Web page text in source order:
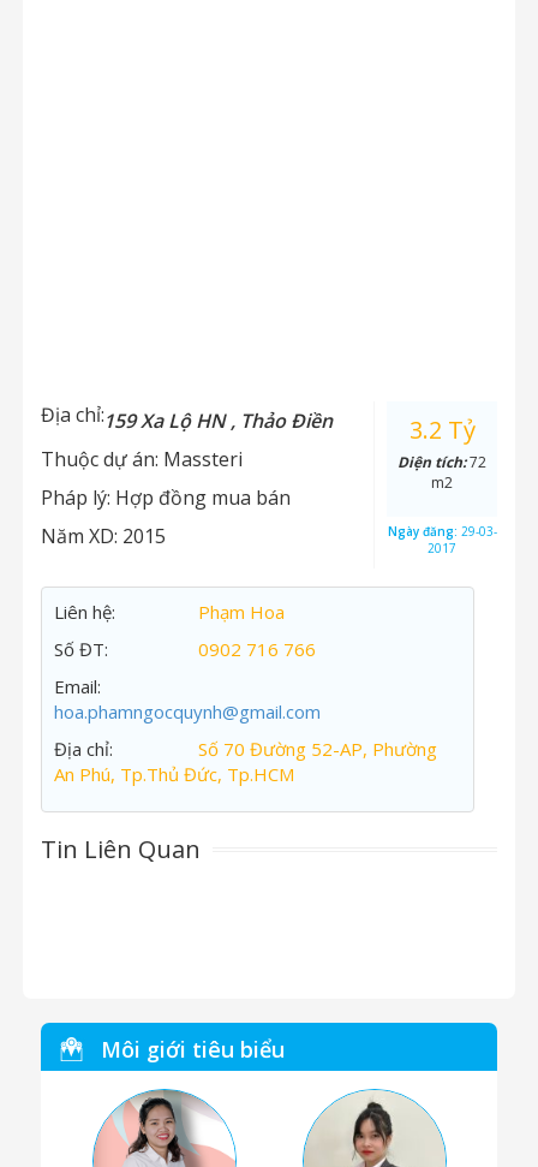
Địa chỉ:159 Xa Lộ HN , Thảo Điền
Thuộc dự án: Massteri
Pháp lý: Hợp đồng mua bán
Năm XD: 2015
3.2 Tỷ
Diện tích:72
m2
Ngày đăng: 29-03-
2017
Liên hệ:
Phạm Hoa
Số ĐT:
0902 716 766
Email:
hoa.phamngocquynh@gmail.com
Địa chỉ:
Số 70 Đường 52-AP, Phường
An Phú, Tp.Thủ Đức, Tp.HCM
Tin Liên Quan
Môi giới tiêu biểu